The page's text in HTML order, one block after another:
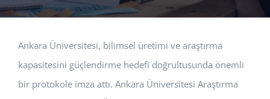
HİZMETLER
Ankara Üniversitesi, bilimsel üretimi ve araştırma
kapasitesini güçlendirme hedefi doğrultusunda önemli
bir protokole imza attı. Ankara Üniversitesi Araştırma